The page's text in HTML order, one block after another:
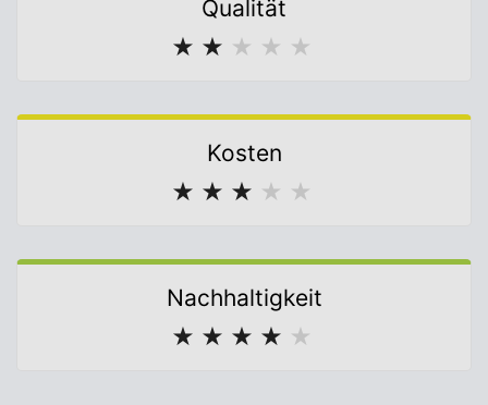
Qualität
★ ★ ★ ★ ★
Kosten
★ ★ ★ ★ ★
Nachhaltigkeit
★ ★ ★ ★ ★